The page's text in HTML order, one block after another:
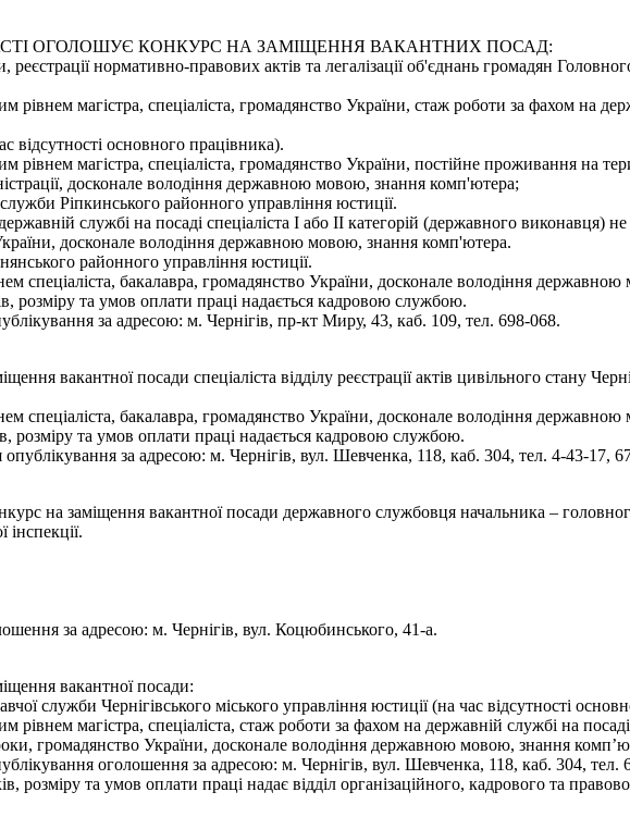
ОГОЛОШУЄ КОНКУРС НА ЗАМІЩЕННЯ ВАКАНТНИХ ПОСАД:
реєстрації нормативно-правових актів та легалізації об'єднань громадян
рівнем магістра, спеціаліста, громадянство України, стаж роботи за фахом на
відсутності основного працівника).
магістра, спеціаліста, громадянство України, постійне проживання на
досконале володіння державною мовою, знання комп'ютера;
Ріпкинського районного управління юстиції.
службі на посаді спеціаліста І або ІІ категорій (державного виконавця)
досконале володіння державною мовою, знання комп'ютера.
районного управління юстиції.
спеціаліста, бакалавра, громадянство України, досконале володіння
розміру та умов оплати праці надається кадровою службою.
за адресою: м. Чернігів, пр-кт Миру, 43, каб. 109, тел. 698-068.
вакантної посади спеціаліста відділу реєстрації актів цивільного стану
спеціаліста, бакалавра, громадянство України, досконале володіння
розміру та умов оплати праці надається кадровою службою.
за адресою: м. Чернігів, вул. Шевченка, 118, каб. 304, тел. 4-43-17,
на заміщення вакантної посади державного службовця начальника –
за адресою: м. Чернігів, вул. Коцюбинського, 41-а.
вакантної посади:
служби Чернігівського міського управління юстиції (на час відсутності
магістра, спеціаліста, стаж роботи за фахом на державній службі на
громадянство України, досконале володіння державною мовою, знання
оголошення за адресою: м. Чернігів, вул. Шевченка, 118, каб. 304, тел.
та умов оплати праці надає відділ організаційного, кадрового та